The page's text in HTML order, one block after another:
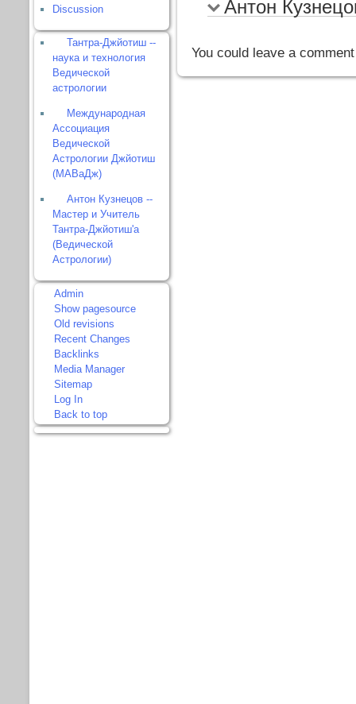
Discussion
Тантра-Джйотиш --
наука и технология
Ведической
астрологии
Международная
Ассоциация
Ведической
Астрологии Джйотиш
(МАВаДж)
Антон Кузнецов --
Мастер и Учитель
Тантра-Джйотиш'а
(Ведической
Астрологии)
Admin
Show pagesource
Old revisions
Recent Changes
Backlinks
Media Manager
Sitemap
Log In
Back to top
Антон
You could leave a